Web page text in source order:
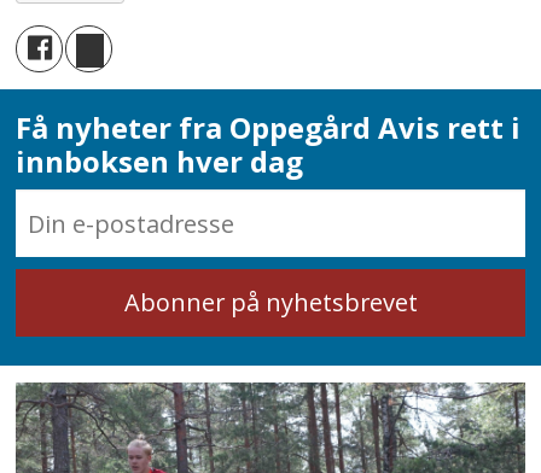
Få nyheter fra Oppegård Avis rett i
innboksen hver dag